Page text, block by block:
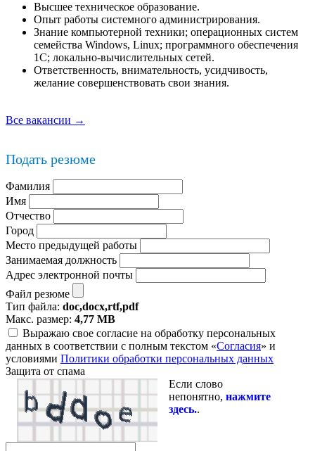
Высшее техническое образование.
Опыт работы системного администрирования.
Знание компьютерной техники; операционных систем
семейства Windows, Linux; программного обеспечения
1С; локально-вычислительных сетей.
Ответственность, внимательность, усидчивость,
желание совершенствовать свои знания.
Все вакансии →
Подать резюме
Фамилия
Имя
Отчество
Город
Место предыдущей работы
Занимаемая должность
Адрес электронной почты
Файл резюме
Тип файла: doc,docx,rtf,pdf
Макс. размер: 4,77 MB
Выражаю свое согласие на обработку персональных
данных в соответствии с полным текстом «Согласия» и
условиями Политики обработки персональных данных
Защита от спама
Если слово
непонятно, нажмите
здесь..